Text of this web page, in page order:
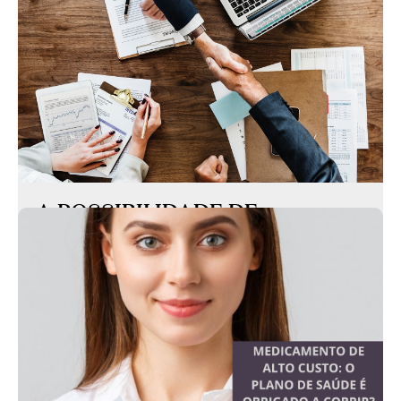
A POSSIBILIDADE DE
RENEGOCIAÇÃO DOS
CONTRATOS DE LOCAÇÃO
COMERCIAL DIANTE DA
PANDEMIA DO COVID-19
As consequências da rápida propagação da
pandemia do coronavírus (COVID-19)
afetaram, gravemente, proprietários que